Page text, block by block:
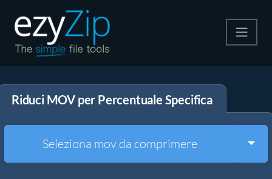
Decomprimi
Altri strumenti
Riduci MOV per Percentuale Specifica
Seleziona mov da comprimere